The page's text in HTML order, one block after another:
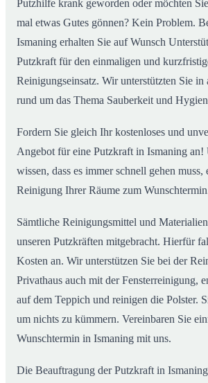
Putzhilfe krank geworden oder möchten
mal etwas Gutes gönnen? Kein Problem.
Ismaning erhalten Sie auf Wunsch
Putzkraft für den einmaligen und
Reinigungseinsatz. Wir unterstützten Sie in
rund um das Thema Sauberkeit und
Fordern Sie gleich Ihr kostenloses und
Angebot für eine Putzkraft in Ismaning
wissen, dass es immer schnell gehen muss,
Reinigung Ihrer Räume zum
Sämtliche Reinigungsmittel und
unseren Putzkräften mitgebracht. Hierfür
Kosten an. Wir unterstützen Sie bei der
Privathaus auch mit der Fensterreinigung,
auf dem Teppich und reinigen die Polster.
um nichts zu kümmern. Vereinbaren Sie
Wunschtermin in Ismaning mit uns.
Die Beauftragung der Putzkraft in